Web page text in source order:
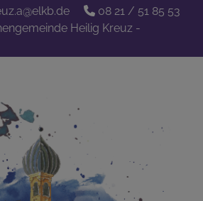
08 21 / 51 85 53
Heilig Kreuz -